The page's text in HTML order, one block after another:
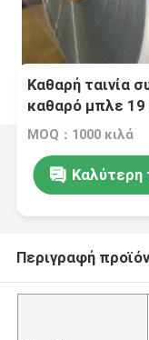
Καθαρή ταινία
καθαρό μπλε 19
MOQ：1000 κιλά
Καλύτερη
Περιγραφή